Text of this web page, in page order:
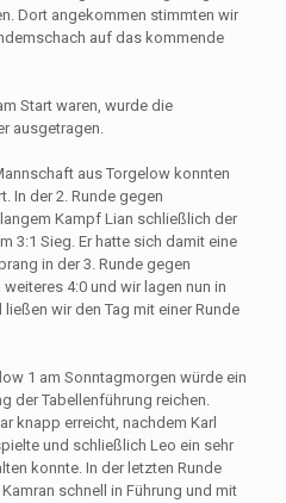
Dort angekommen stimmten wir
auf das kommende
Start waren, wurde die
ausgetragen.
aus Torgelow konnten
In der 2. Runde gegen
Kampf Lian schließlich der
3:1 Sieg. Er hatte sich damit eine
in der 3. Runde gegen
4:0 und wir lagen nun in
wir den Tag mit einer Runde
1 am Sonntagmorgen würde ein
der Tabellenführung reichen.
knapp erreicht, nachdem Karl
und schließlich Leo ein sehr
konnte. In der letzten Runde
schnell in Führung und mit